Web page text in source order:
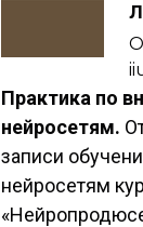
Практика по
нейросетям.
записи
нейросетям